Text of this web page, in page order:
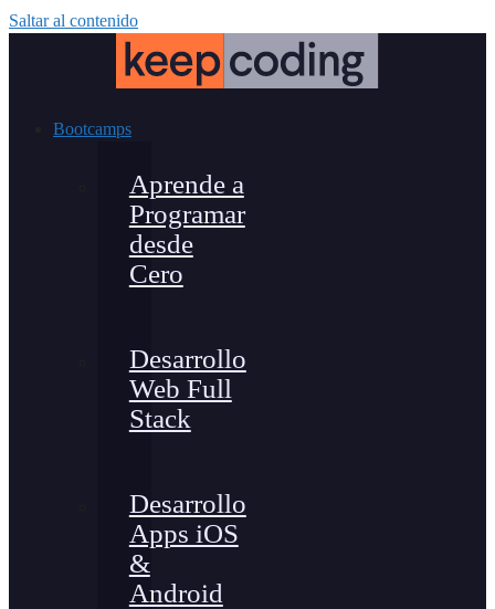
Saltar al contenido
Bootcamps
Aprende a
Programar
desde
Cero
Desarrollo
Web Full
Stack
Desarrollo
Apps iOS
&
Android